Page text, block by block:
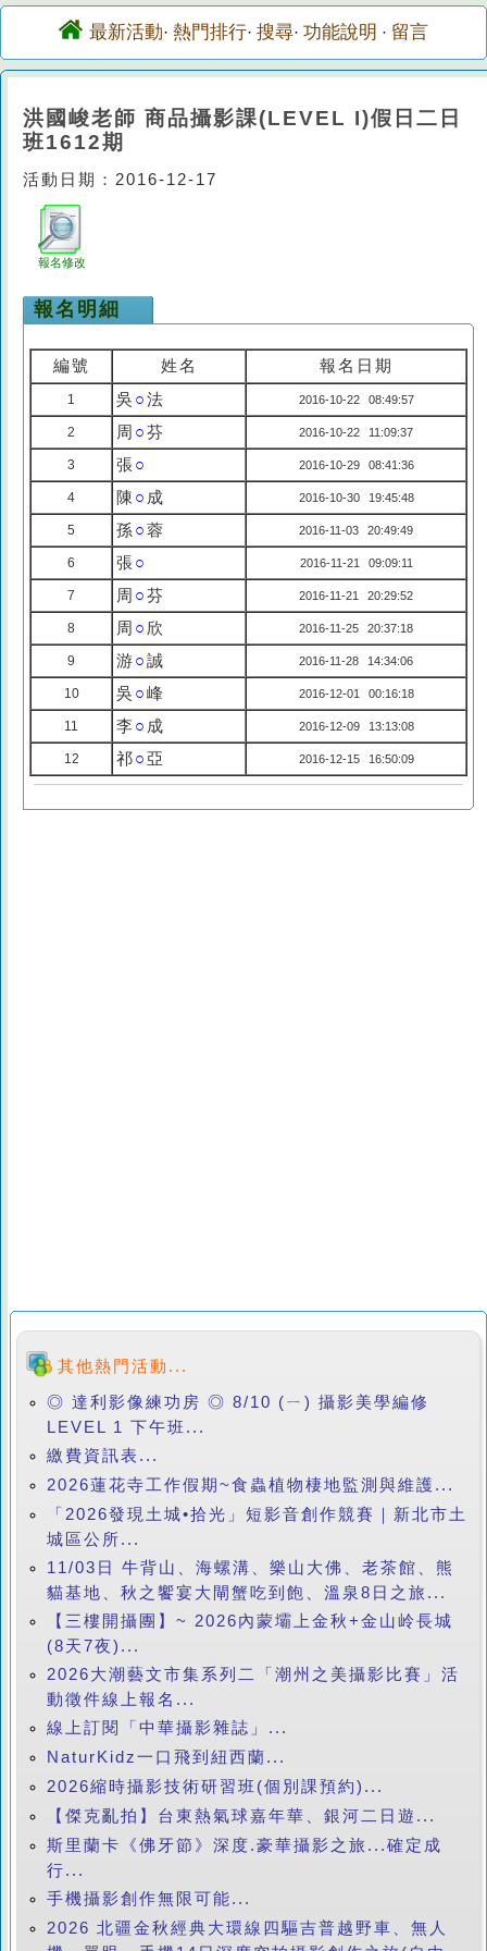
最新活動· 熱門排行· 搜尋· 功能說明 · 留言
洪國峻老師 商品攝影課(LEVEL I)假日二日
班1612期
活動日期：2016-12-17
報名修改
報名明細
編號 姓名 報名日期
1 吳 ○法 2016-10-22 08:49:57
2 周 ○芬 2016-10-22 11:09:37
3 張○ 2016-10-29 08:41:36
4 陳 ○ 成 2016-10-30 19:45:48
5 孫○蓉 2016-11-03 20:49:49
6 張○ 2016-11-21 09:09:11
7 周 ○芬 2016-11-21 20:29:52
8 周 ○ 欣 2016-11-25 20:37:18
9 游○誠 2016-11-28 14:34:06
10 吳 ○峰 2016-12-01 00:16:18
11 李○ 成 2016-12-09 13:13:08
12 祁○亞 2016-12-15 16:50:09
其他熱門活動...
◎ 達利影像練功房 ◎ 8/10 (ㄧ) 攝影美學編修
LEVEL 1 下午班...
繳費資訊表...
2026蓮花寺工作假期~食蟲植物棲地監測與維護...
「2026發現土城•拾光」短影音創作競賽｜新北市土
城區公所...
11/03日 牛背山、海螺溝、樂山大佛、老茶館、熊
貓基地、秋之饗宴大閘蟹吃到飽、溫泉8日之旅...
【三樓開攝團】~ 2026內蒙壩上金秋+金山岭長城
(8天7夜)...
2026大潮藝文市集系列二「潮州之美攝影比賽」活
動徵件線上報名...
線上訂閱「中華攝影雜誌」...
NaturKidz一口飛到紐西蘭...
2026縮時攝影技術研習班(個別課預約)...
【傑克亂拍】台東熱氣球嘉年華、銀河二日遊...
斯里蘭卡《佛牙節》深度.豪華攝影之旅...確定成
行...
手機攝影創作無限可能...
2026 北疆金秋經典大環線四驅吉普越野車、無人